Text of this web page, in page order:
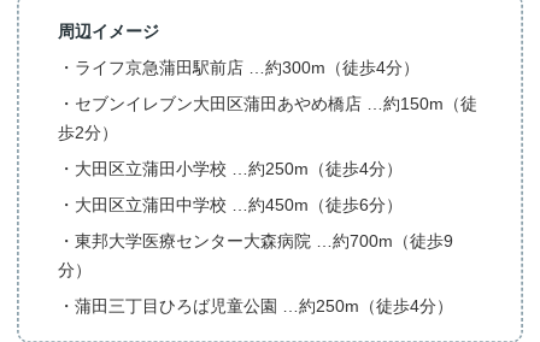
周辺イメージ
・ライフ京急蒲田駅前店 …約300m（徒歩4分）
・セブンイレブン大田区蒲田あやめ橋店 …約150m（徒
歩2分）
・大田区立蒲田小学校 …約250m（徒歩4分）
・大田区立蒲田中学校 …約450m（徒歩6分）
・東邦大学医療センター大森病院 …約700m（徒歩9
分）
・蒲田三丁目ひろば児童公園 …約250m（徒歩4分）